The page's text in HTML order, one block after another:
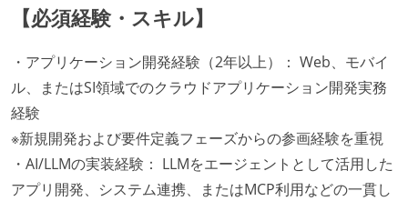
【必須経験・スキル】
・アプリケーション開発経験（2年以上）： Web、モバイ
ル、またはSI領域でのクラウドアプリケーション開発実務
経験
※新規開発および要件定義フェーズからの参画経験を重視
・AI/LLMの実装経験： LLMをエージェントとして活用した
アプリ開発、システム連携、またはMCP利用などの一貫し